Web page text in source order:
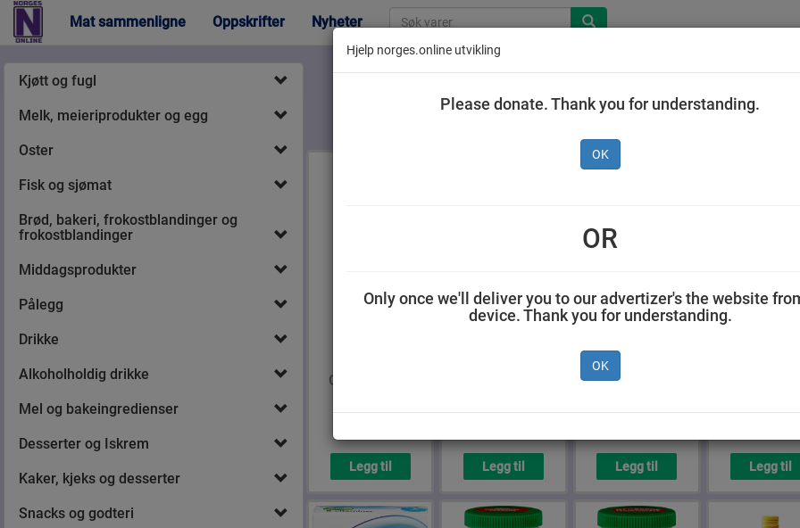
Mat sammenligne Oppskrifter Nyheter
Kjøtt og fugl
Melk, meieriprodukter og egg
Oster
Fisk og sjømat
Brød, bakeri, frokostblandinger og
frokostblandinger
Middagsprodukter
Pålegg
Drikke
Alkoholholdig drikke
Mel og bakeingredienser
Desserter og Iskrem
Kaker, kjeks og desserter
Snacks og godteri
Glutenfri 500
Legg til Legg til
Moss
Maltextrakt
450 g
Legg til Legg til
Hjelp norges.online utvikling
Please donate. Thank you for understanding.
OK
OR
Only once we'll deliver you to our advertizer's the website
device. Thank you for understanding.
OK